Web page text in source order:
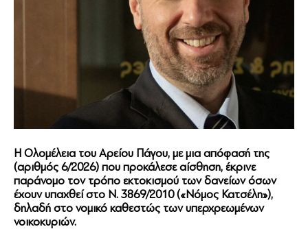
Η Ολομέλεια του Αρείου Πάγου, με μια απόφασή της
(αριθμός 6/2026) που προκάλεσε αίσθηση, έκρινε
παράνομο τον τρόπο εκτοκισμού των δανείων όσων
έχουν υπαχθεί στο Ν. 3869/2010 («Νόμος Κατσέλη»),
δηλαδή στο νομικό καθεστώς των υπερχρεωμένων
νοικοκυριών.